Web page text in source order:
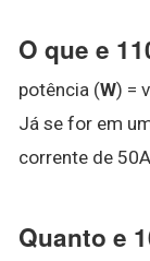
O que e
potência (W) =
Já se for em
corrente de
Quanto e